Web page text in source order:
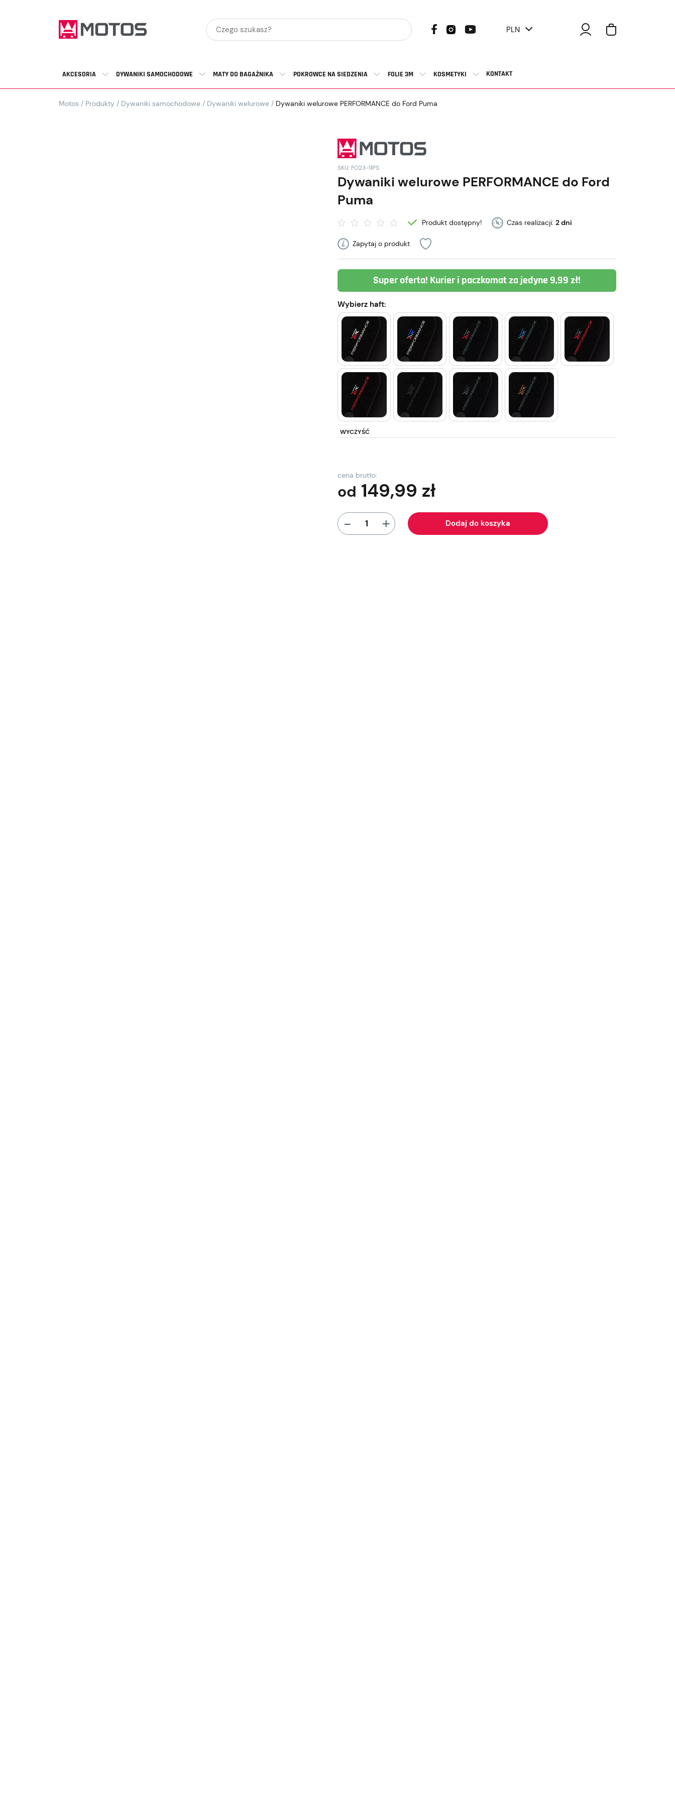
PLN
AKCESORIA DYWANIKI SAMOCHODOWE MATY DO BAGAŻNIKA POKROWCE NA SIEDZENIA FOLIE 3M KOSMETYKI KONTAKT
Motos / Produkty / Dywaniki samochodowe / Dywaniki welurowe / Dywaniki welurowe PERFORMANCE do Ford Puma
SKU: FO23-1|PS
Dywaniki welurowe PERFORMANCE do Ford
Puma
Produkt dostępny! Czas realizacji: 2 dni
Zapytaj o produkt
Super oferta! Kurier i paczkomat za jedyne 9,99 zł!
Wybierz haft:
WYCZYŚĆ
cena brutto:
od 149,99 zł
- + Dodaj do koszyka